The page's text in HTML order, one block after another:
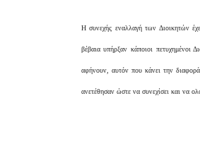
Η συνεχής εναλλαγή των Διοικητών
βέβαια υπήρξαν κάποιοι πετυχημένοι
αφήνουν, αυτόν που κάνει την
ανετέθησαν ώστε να συνεχίσει και να